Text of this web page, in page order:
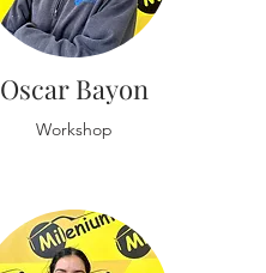
Oscar Bayon
Workshop